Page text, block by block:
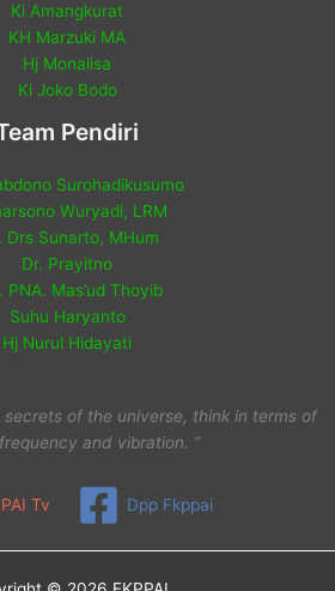
Ki Amangkurat
KH Marzuki MA
Hj Monalisa
Ki Joko Bodo
Pendiri
Surohadikusumo
Wuryadi, LRM
Drs Sunarto, MHum
Dr. Prayitno
PNA. Mas’ud Thoyib
Suhu Haryanto
Hj Nurul Hidayati
of the universe, think in terms of
and vibration. ”
Tv Dpp Fkppai